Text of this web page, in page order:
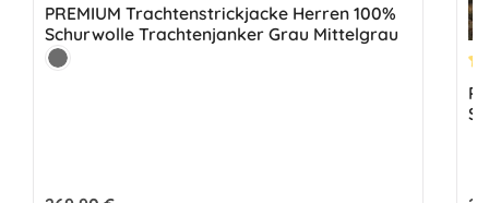
PREMIUM Trachtenstrickjacke Herren 100%
Schurwolle Trachtenjanker Grau Mittelgrau
Farbe:
Mittelgrau